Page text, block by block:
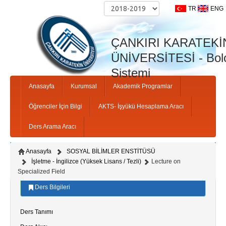
TR ENG
ÇANKIRI
ÜNİVERSİTESİ -
Sistemi
Anasayfa Kurumsal Akademik Programlar
Öğrenciler İçin Bilgi AKTS- İşyükü Hesaplama Aracı
Ders Arama Aracı
Anasayfa
SOSYAL BİLİMLER ENSTİTÜSÜ
İşletme - İngilizce (Yüksek Lisans / Tezli)
Lecture on
Specialized Field
Ders Bilgileri
Ders Tanımı
Anne Adi: